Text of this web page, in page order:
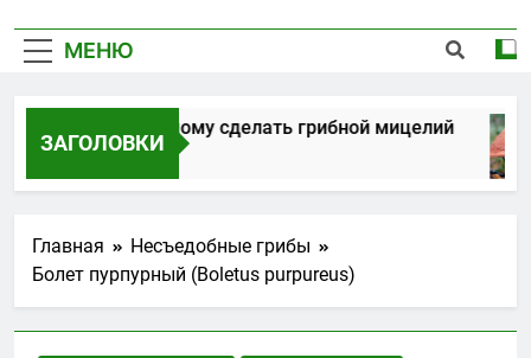
МЕНЮ
ЗАГОЛОВКИ
как самому сделать грибной мицелий
Спустя
Главная
Несъедобные грибы
Болет пурпурный (Boletus purpureus)